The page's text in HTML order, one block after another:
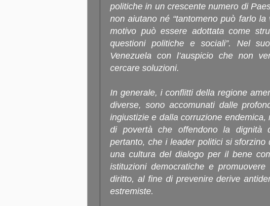
politiche in un crescente numero di
non aiutano né “tantomeno può farlo
motivo può essere adottata come
questioni politiche e sociali”. Nel
Venezuela con l’auspicio che non
cercare soluzioni.
In generale, i conflitti della regione
diverse, sono accomunati dalle
ingiustizie e dalla corruzione endemica,
di povertà che offendono la dignità
pertanto, che i leader politici si sforzino
una cultura del dialogo per il bene
istituzioni democratiche e
diritto, al fine di prevenire derive
estremiste.